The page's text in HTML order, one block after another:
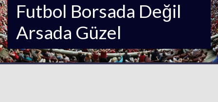
Futbol Borsada Değil
Arsada Güzel